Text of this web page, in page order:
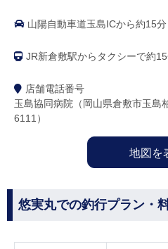
山陽自動車道玉島ICから約15分
JR新倉敷駅からタクシーで約
店舗電話番号
玉島協同病院（岡山県倉敷市玉島
6111）
地図を
悠実丸での釣行プラン・